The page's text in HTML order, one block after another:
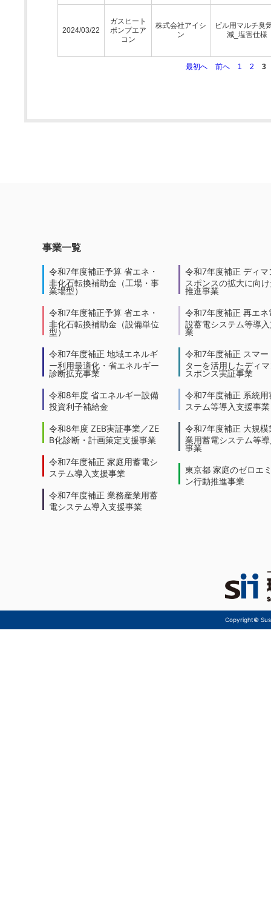
2024/03/22
ガスヒート
ポンプエア
コン
株式会社アイシ
ン
ビル用マルチ臭
減_塩害仕様
最初へ 前へ 1 2 3
事業一覧
令和7年度補正予算 省エネ・
非化石転換補助金（工場・事
業場型）
令和7年度補正予算 省エネ・
非化石転換補助金（設備単位
型）
令和7年度補正 地域エネルギ
ー利用最適化・省エネルギー
診断拡充事業
令和8年度 省エネルギー設備
投資利子補給金
令和8年度 ZEB実証事業／ZE
B化診断・計画策定支援事業
令和7年度補正 家庭用蓄電シ
ステム導入支援事業
令和7年度補正 業務産業用蓄
電システム導入支援事業
令和7年度補正 ディマ
スポンスの拡大に向
推進事業
令和7年度補正 再エネ
設蓄電システム等導
業
令和7年度補正 スマー
ターを活用したディ
スポンス実証事業
令和7年度補正 系統用
ステム等導入支援事業
令和7年度補正 大規模
業用蓄電システム等
事業
東京都 家庭のゼロエ
ン行動推進事業
Copyright©